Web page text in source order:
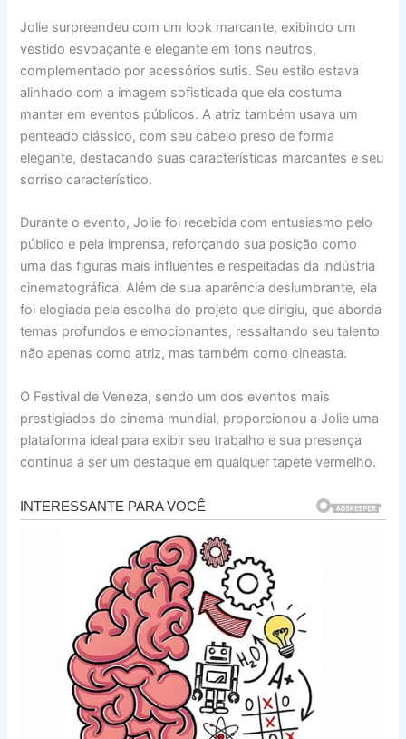
Jolie surpreendeu com um look marcante, exibindo um
vestido esvoaçante e elegante em tons neutros,
complementado por acessórios sutis. Seu estilo estava
alinhado com a imagem sofisticada que ela costuma
manter em eventos públicos. A atriz também usava um
penteado clássico, com seu cabelo preso de forma
elegante, destacando suas características marcantes e seu
sorriso característico.
Durante o evento, Jolie foi recebida com entusiasmo pelo
público e pela imprensa, reforçando sua posição como
uma das figuras mais influentes e respeitadas da indústria
cinematográfica. Além de sua aparência deslumbrante, ela
foi elogiada pela escolha do projeto que dirigiu, que aborda
temas profundos e emocionantes, ressaltando seu talento
não apenas como atriz, mas também como cineasta.
O Festival de Veneza, sendo um dos eventos mais
prestigiados do cinema mundial, proporcionou a Jolie uma
plataforma ideal para exibir seu trabalho e sua presença
continua a ser um destaque em qualquer tapete vermelho.